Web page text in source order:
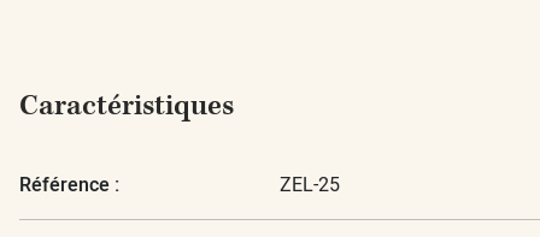
Caractéristiques
Référence : ZEL-25